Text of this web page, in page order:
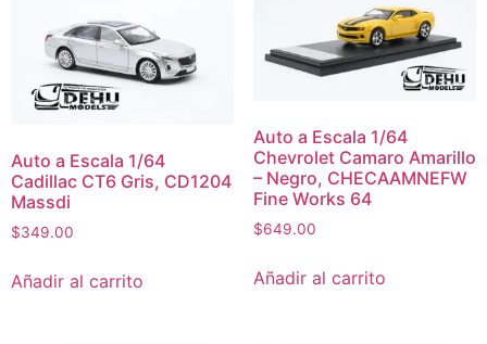
Auto a Escala 1/64
Cadillac CT6 Gris, CD1204
Massdi
$349.00
Añadir al carrito
Auto a Escala 1/64
Chevrolet Camaro Amarillo
– Negro, CHECAAMNEFW
Fine Works 64
$649.00
Añadir al carrito